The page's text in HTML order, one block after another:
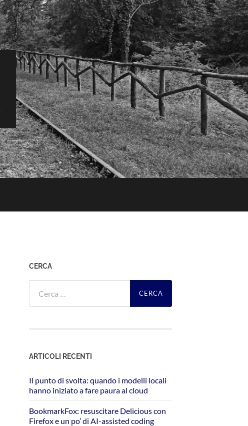
CERCA
per:
ARTICOLI RECENTI
Il punto di svolta: quando i modelli locali
hanno iniziato a fare paura al cloud
BookmarkFox: resuscitare Delicious con
Firefox e un po’ di AI-assisted coding